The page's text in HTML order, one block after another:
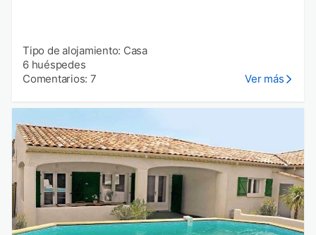
Tipo de alojamiento: Casa
6 huéspedes
Comentarios: 7
Ver más